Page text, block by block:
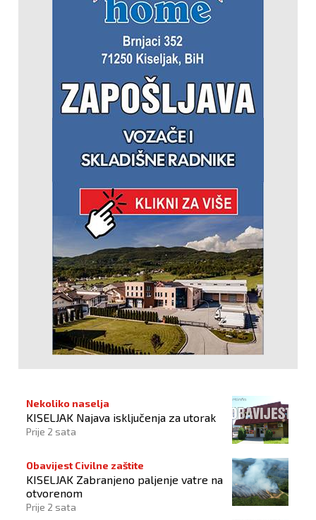
Nekoliko naselja
KISELJAK Najava isključenja za utorak
Prije 2 sata
Obavijest Civilne zaštite
KISELJAK Zabranjeno paljenje vatre na
otvorenom
Prije 2 sata